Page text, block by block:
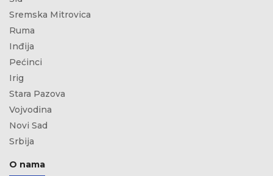
Sremska Mitrovica
Ruma
Inđija
Pećinci
Irig
Stara Pazova
Vojvodina
Novi Sad
Srbija
O nama